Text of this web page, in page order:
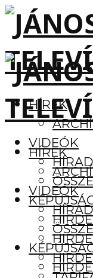
HÍREK
VIDEÓK
HÍREK
VIDEÓK